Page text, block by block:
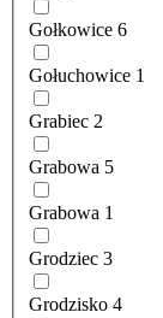
Gołkowice 6
Gołuchowice 1
Grabiec 2
Grabowa 5
Grabowa 1
Grodziec 3
Grodzisko 4